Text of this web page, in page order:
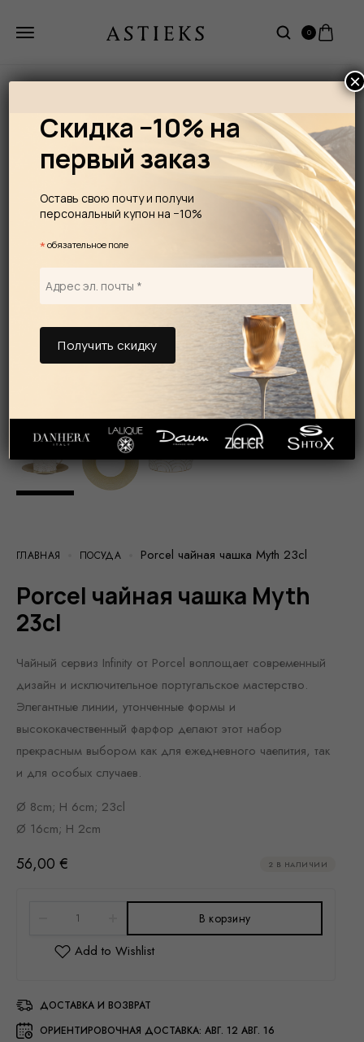
0
ГЛАВНАЯ ПОСУДА Porcel чайная чашка Myth 23cl
Porcel чайная чашка Myth
23cl
Чайный сервиз Infinity от Porcel воплощает современный
дизайн и исключительное португальское мастерство.
Элегантные линии, утонченные формы и
высококачественный фарфор делают этот набор
прекрасным выбором как для ежедневного чаепития, так
и для особых случаев.
Ø 8cm; H 6cm; 23cl
Ø 16cm; H 2cm
56,00 € 2 В НАЛИЧИИ
В корзину
ДОСТАВКА И ВОЗВРАТ
ОРИЕНТИРОВОЧНАЯ ДОСТАВКА: АВГ. 12 АВГ. 16
Скидка −10% на
первый заказ
Оставь свою почту и получи
персональный купон на −10%
* обязательное поле
×